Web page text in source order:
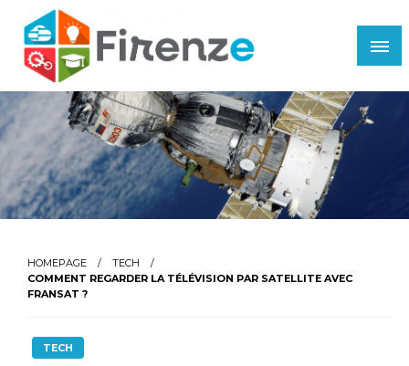
content
Firenze
HOMEPAGE
TECH
COMMENT REGARDER LA TÉLÉVISION PAR SATELLITE AVEC
FRANSAT ?
TECH